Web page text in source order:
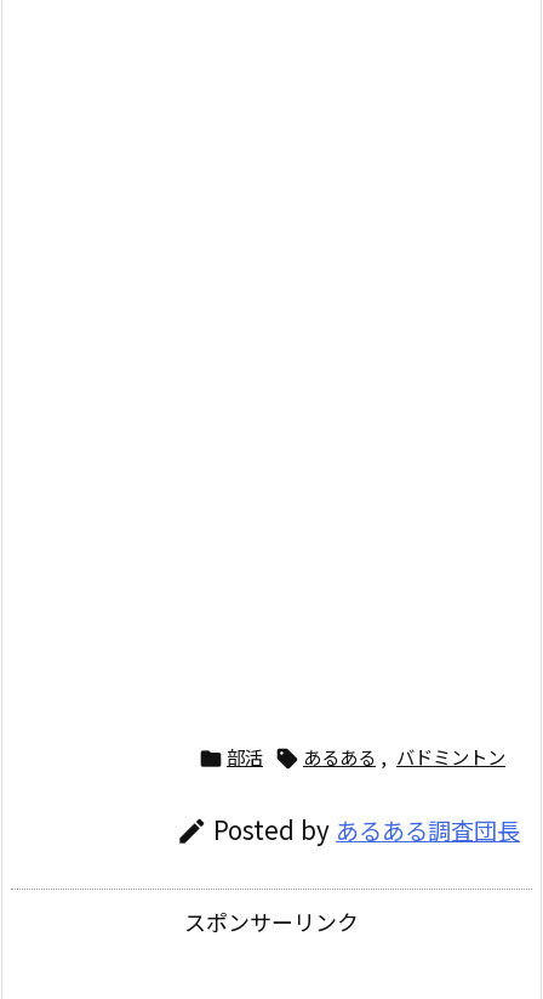
 部活  あるある , バドミントン
 Posted by あるある調査団長
スポンサーリンク